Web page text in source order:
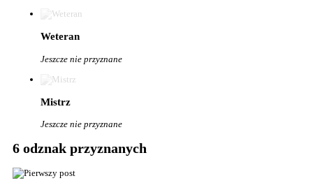
Weteran
Jeszcze nie przyznane
Mistrz
Jeszcze nie przyznane
6 odznak przyznanych